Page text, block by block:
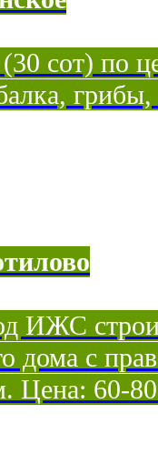
сот) по
грибы,
ИЖС
дома с
Цена: 60-80